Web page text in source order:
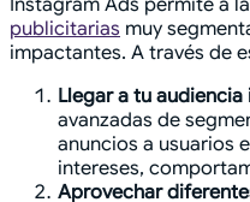
Instagram Ads permite a
publicitarias muy
impactantes. A través de
Llegar a tu audiencia
avanzadas de
anuncios a usuarios
intereses,
Aprovechar